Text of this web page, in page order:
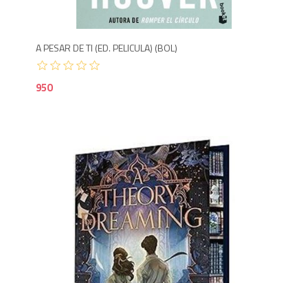
A PESAR DE TI (ED. PELICULA) (BOL)
950